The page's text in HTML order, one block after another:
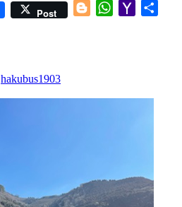
Post BloggerWhatsApp
Yahoo
hakubus1903